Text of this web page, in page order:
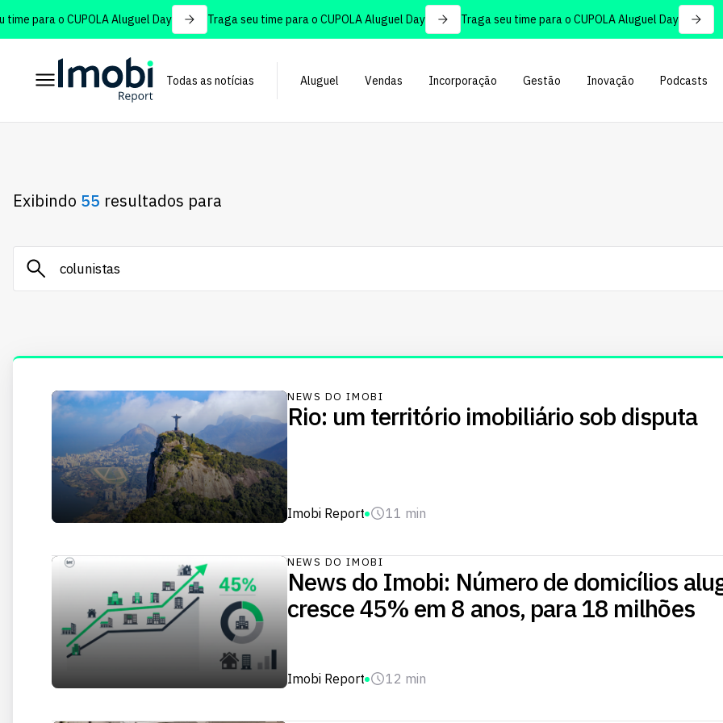
para o CUPOLA Aluguel Day Traga seu time para o CUPOLA Aluguel Day Traga seu time para o CUPOLA Aluguel Day
Todas as notícias Aluguel Vendas Incorporação Gestão Inovação Podcasts
Exibindo 55 resultados para
NEWS DO IMOBI
Rio: um território imobiliário sob disputa
Imobi Report 11 min
NEWS DO IMOBI
News do Imobi: Número de domicílios
cresce 45% em 8 anos, para 18 milhões
Imobi Report 12 min